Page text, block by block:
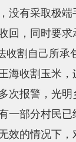
没有采取极
回，同时要
收割自己所
海收割玉米
次报警，光
一部分村民
效的情况下